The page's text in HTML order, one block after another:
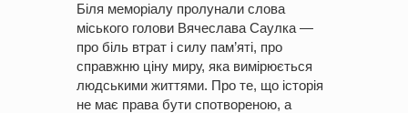
Біля меморіалу пролунали слова
міського голови Вячеслава Саулка —
про біль втрат і силу пам’яті, про
справжню ціну миру, яка вимірюється
людськими життями. Про те, що історія
не має права бути спотвореною, а